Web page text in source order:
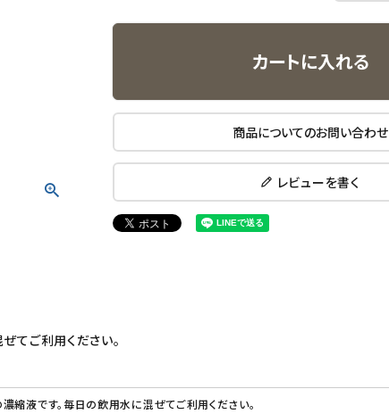
カートに入れる
商品についてのお問い合わせ
レビューを書く
てご利用ください。
縮液です。毎日の飲用水に混ぜてご利用ください。